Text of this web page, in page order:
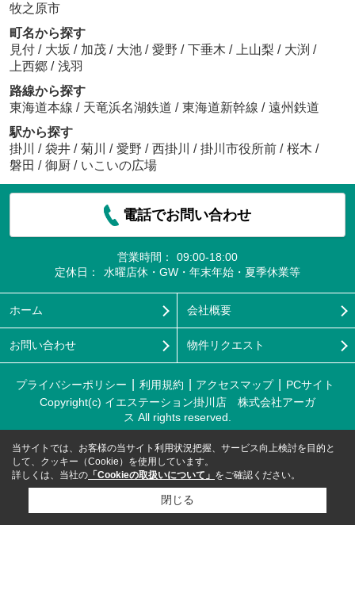
牧之原市
町名から探す
見付 / 大坂 / 加茂 / 大池 / 愛野 / 下垂木 / 上山梨 / 大渕 /
上西郷 / 浅羽
路線から探す
東海道本線 / 天竜浜名湖鉄道 / 東海道新幹線 / 遠州鉄道
駅から探す
掛川
/ 袋井 / 菊川 / 愛野 / 西掛川 / 掛川市役所前 / 桜木 /
磐田 / 御厨 / いこいの広場
電話でお問い合わせ
営業時間：
09:00-18:00
定休日：
水曜店休・GW・年末年始・夏季休業等
ホーム 会社概要
お問い合わせ 物件リクエスト
プライバシーポリシー 利用規約 アクセスマップ
PCサイト
Copyright(c) イエステーション掛川店 株式会社アーガ
ス All rights reserved.
当サイトでは、お客様の当サイト利用状況把握、サービス向上検討を目的と
して、クッキー（Cookie）を使用しています。
詳しくは、当社の 「Cookieの取扱いについて」 をご確認ください。
閉じる